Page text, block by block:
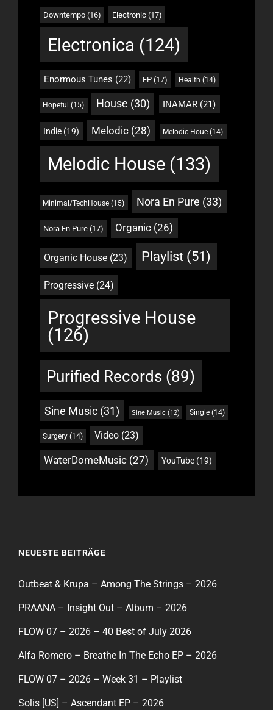
Downtempo(16) Electronic(17)
Electronica (124)
Enormous Tunes (22) EP (17) Health (14)
Hopeful (15) House (30) INAMAR (21)
Indie (19) Melodic (28) Melodic Houe (14)
Melodic House(133)
Minimal/TechHouse (15) Nora En Pure (33)
Nora En Pure(17) Organic (26)
Organic House(23) Playlist (51)
Progressive(24)
Progressive House
(126)
Purified Records (89)
Sine Music(31) Sine Music(12) Single(14)
Surgery (14) Video(23)
WaterDomeMusic (27) YouTube (19)
NEUESTE BEITRÄGE
Outbeat & Krupa – Among The Strings – 2026
PRAANA – Insight Out – Album – 2026
FLOW 07 – 2026 – 40 Best of July 2026
Alfa Romero – Breathe In The Echo EP – 2026
FLOW 07 – 2026 – Week 31 – Playlist
Solis [US] – Ascendant EP – 2026